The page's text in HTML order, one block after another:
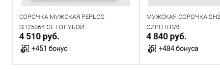
СОРОЧКА МУЖСКАЯ PEPLOS
SH25064-SL ГОЛУБОЙ
4 510 руб.
+451 бонус
МУЖСКАЯ СОРОЧКА
СИРЕНЕВАЯ
4 840 руб.
+484 бонуса